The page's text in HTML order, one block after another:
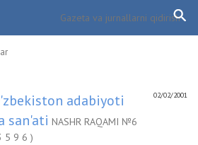
02/02/2001
adabiyoti
san'ati NASHR RAQAMI №6
5 9 6 )